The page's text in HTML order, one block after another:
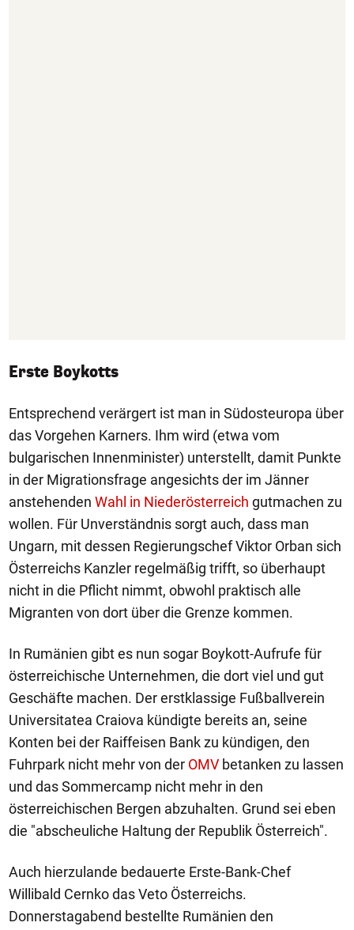
Erste Boykotts
Entsprechend verärgert ist man in Südosteuropa über
das Vorgehen Karners. Ihm wird (etwa vom
bulgarischen Innenminister) unterstellt, damit Punkte
in der Migrationsfrage angesichts der im Jänner
anstehenden Wahl in Niederösterreich gutmachen zu
wollen. Für Unverständnis sorgt auch, dass man
Ungarn, mit dessen Regierungschef Viktor Orban sich
Österreichs Kanzler regelmäßig trifft, so überhaupt
nicht in die Pflicht nimmt, obwohl praktisch alle
Migranten von dort über die Grenze kommen.
In Rumänien gibt es nun sogar Boykott-Aufrufe für
österreichische Unternehmen, die dort viel und gut
Geschäfte machen. Der erstklassige Fußballverein
Universitatea Craiova kündigte bereits an, seine
Konten bei der Raiffeisen Bank zu kündigen, den
Fuhrpark nicht mehr von der OMV betanken zu lassen
und das Sommercamp nicht mehr in den
österreichischen Bergen abzuhalten. Grund sei eben
die "abscheuliche Haltung der Republik Österreich".
Auch hierzulande bedauerte Erste-Bank-Chef
Willibald Cernko das Veto Österreichs.
Donnerstagabend bestellte Rumänien den